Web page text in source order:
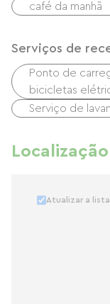
café da manhã
Serviços de
Ponto de
bicicletas
Serviço de
Localização
Atualizar a